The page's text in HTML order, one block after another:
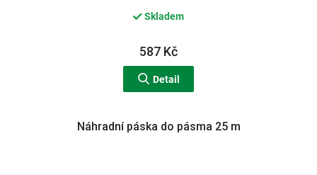
Skladem
587 Kč
Detail
Náhradní páska do pásma 25 m